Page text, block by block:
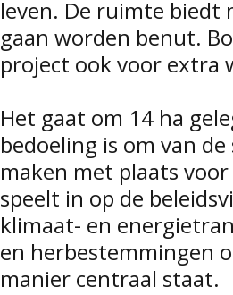
leven. De ruimte biedt
gaan worden benut.
project ook voor extra
Het gaat om 14 ha
bedoeling is om van
maken met plaats
speelt in op de
klimaat- en
en herbestemmingen
manier centraal staat.